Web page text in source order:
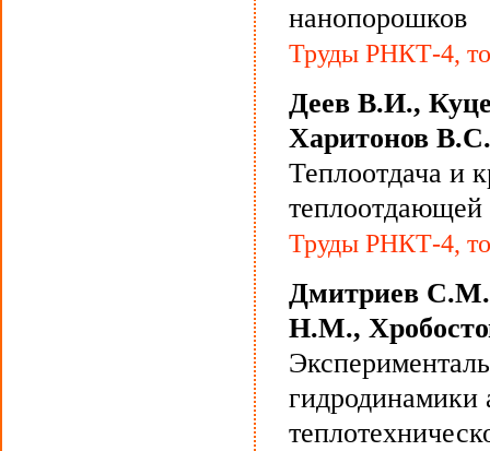
нанопорошков
Труды РНКТ-4,
Деев В.И.,
Харитонов В.С.
Теплоотдача и
теплоотдающей
Труды РНКТ-4,
Дмитриев
Н.М.,
гидродинамики